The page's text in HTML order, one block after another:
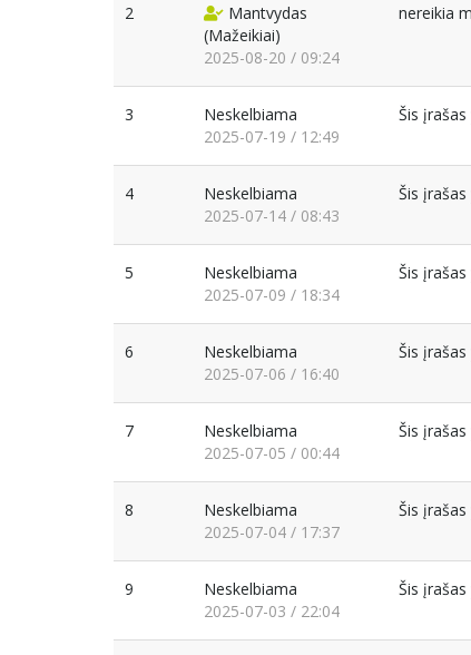
2
Mantvydas
(Mažeikiai)
2025-08-20 / 09:24
nereikia
3
Neskelbiama
2025-07-19 / 12:49
Šis
4
Neskelbiama
2025-07-14 / 08:43
Šis
5
Neskelbiama
2025-07-09 / 18:34
Šis
6
Neskelbiama
2025-07-06 / 16:40
Šis
7
Neskelbiama
2025-07-05 / 00:44
Šis
8
Neskelbiama
2025-07-04 / 17:37
Šis
9
Neskelbiama
2025-07-03 / 22:04
Šis